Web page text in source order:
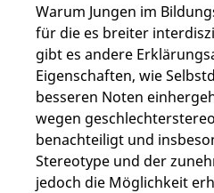
Warum Jungen im
für die es breiter
gibt es andere
Eigenschaften, wie
besseren Noten
wegen
benachteiligt und
Stereotype und der
jedoch die Möglichkeit